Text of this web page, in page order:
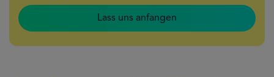
Lass uns anfangen